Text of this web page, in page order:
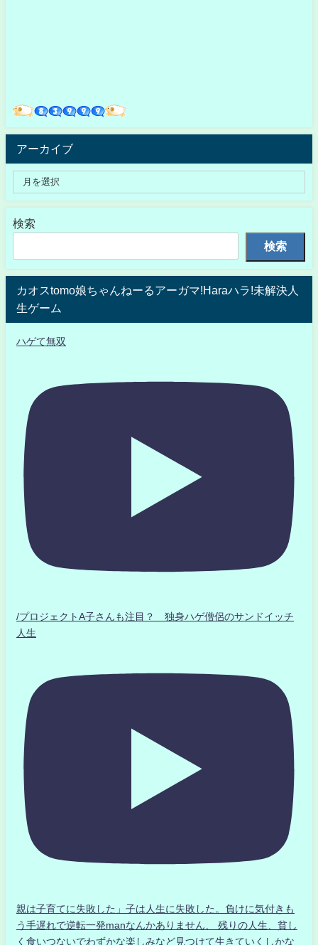
アーカイブ
検索
検索
カオスtomo娘ちゃんねーるアーガマ!Haraハラ!未解決人
生ゲーム
ハゲて無双
/プロジェクトA子さんも注目？ 独身ハゲ僧侶のサンドイッチ
人生
親は子育てに失敗した」子は人生に失敗した。負けに気付きも
う手遅れで逆転一発manなんかありません、 残りの人生、貧し
く食いつないでわずかな楽しみなど見つけて生きていくしかな